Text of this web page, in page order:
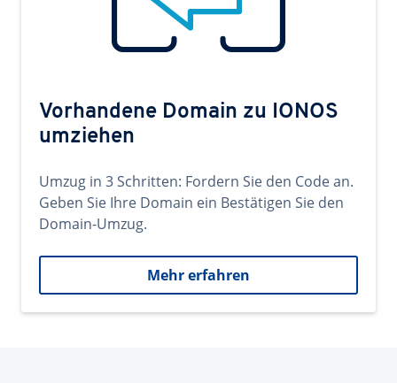
Vorhandene Domain zu IONOS
umziehen
Umzug in 3 Schritten: Fordern Sie den Code an.
Geben Sie Ihre Domain ein Bestätigen Sie den
Domain-Umzug.
Mehr erfahren